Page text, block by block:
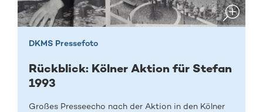
DKMS Pressefoto
Rückblick: Kölner Aktion für Stefan
1993
Großes Presseecho nach der Aktion in den Kölner